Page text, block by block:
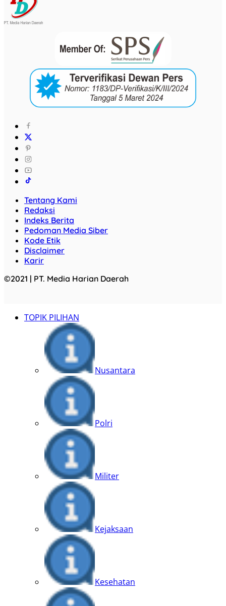
Tentang Kami
Redaksi
Indeks Berita
Pedoman Media Siber
Kode Etik
Disclaimer
Karir
©2021 | PT. Media Harian Daerah
TOPIK PILIHAN
Nusantara
Polri
Militer
Kejaksaan
Kesehatan